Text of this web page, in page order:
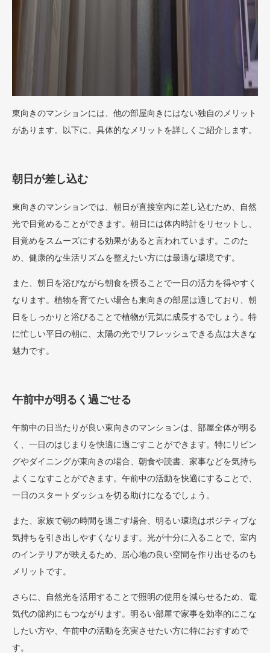
東向きのマンションには、他の部屋向きにはない独自のメリット
があります。以下に、具体的なメリットを詳しくご紹介します。
朝日が差し込む
東向きのマンションでは、朝日が直接室内に差し込むため、自然
光で目覚めることができます。朝日には体内時計をリセットし、
目覚めをスムーズにする効果があると言われています。このた
め、健康的な生活リズムを整えたい方には最適な環境です。
また、朝日を浴びながら朝食を摂ることで一日の活力を得やすく
なります。植物を育てたい場合も東向きの部屋は適しており、朝
日をしっかりと浴びることで植物が元気に成長するでしょう。特
に忙しい平日の朝に、太陽の光でリフレッシュできる点は大きな
魅力です。
午前中が明るく過ごせる
午前中の日当たりが良い東向きのマンションは、部屋全体が明る
く、一日のはじまりを快適に過ごすことができます。特にリビン
グやダイニングが東向きの場合、朝食や読書、家事などを気持ち
よくこなすことができます。午前中の活動を快適にすることで、
一日のスタートダッシュを切る助けになるでしょう。
また、家族で朝の時間を過ごす場合、明るい環境はポジティブな
気持ちを引き出しやすくなります。光が十分に入ることで、室内
のインテリアが映えるため、居心地の良い空間を作り出せるのも
メリットです。
さらに、自然光を活用することで照明の使用を減らせるため、電
気代の節約にもつながります。明るい部屋で家事を効率的にこな
したい方や、午前中の活動を充実させたい方に特におすすめで
す。